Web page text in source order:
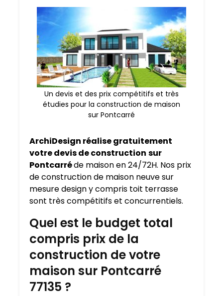
Un devis et des prix compétitifs et très
étudies pour la construction de maison
sur Pontcarré
ArchiDesign réalise gratuitement
votre devis de construction sur
Pontcarréde maison en 24/72H. Nos prix
de construction de maison neuve sur
mesure design y compris toit terrasse
sont très compétitifs et concurrentiels.
Quel est le budget total
compris prix de la
construction de votre
maison sur Pontcarré
77135 ?